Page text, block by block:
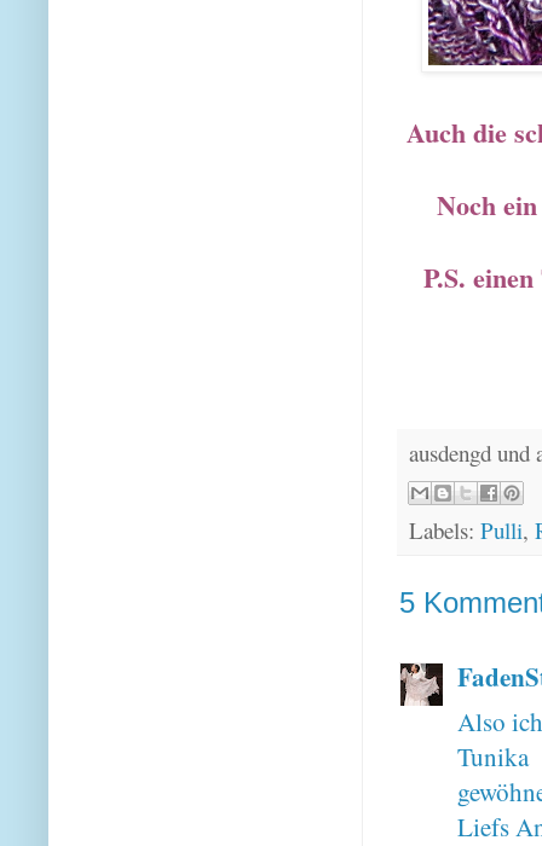
Auch die
Noch
P.S.
ausdengd
Labels: Pulli,
5
Also
Liefs